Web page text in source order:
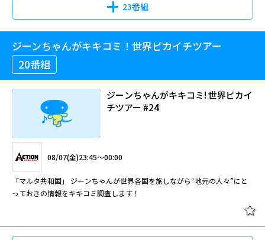
23番組
ジーンちゃんがキキコミ！世界ピカイチツアー
20番組
ジーンちゃんがキキコミ! 世界ピカイ
チツアー #24
08/07(金)23:45～00:00
「マルタ共和国」 ジーンちゃんが世界各国を旅しながら“地元の人々”にと
っておきの情報をキキコミ調査します！